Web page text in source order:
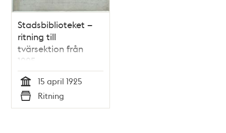
Stadsbiblioteket –
ritning till
tvärsektion från
1925
Tid
15 april 1925
Typ
Ritning